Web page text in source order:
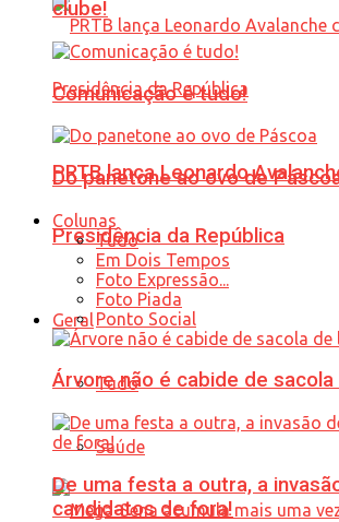
PRTB lança Leonardo
Presidência da República
Geral
Tudo
Saúde
clube!
Comunicação é tudo!
Do panetone ao ovo de
Colunas
Tudo
Em Dois Tempos
Foto Expressão...
Foto Piada
Ponto Social
Árvore não é cabide de sacola
De uma festa a outra, a
candidatos de fora!